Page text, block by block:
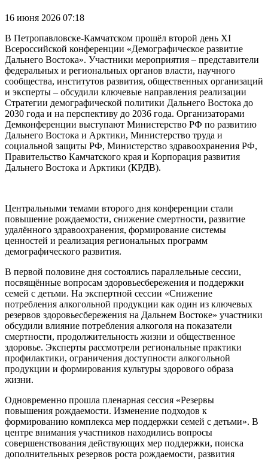
16 июня 2026 07:18
В Петропавловске-Камчатском прошёл второй день XI
Всероссийской конференции «Демографическое развитие
Дальнего Востока». Участники мероприятия – представители
федеральных и региональных органов власти, научного
сообщества, институтов развития, общественных организаций
и эксперты – обсудили ключевые направления реализации
Стратегии демографической политики Дальнего Востока до
2030 года и на перспективу до 2036 года. Организаторами
Демконференции выступают Министерство РФ по развитию
Дальнего Востока и Арктики, Министерство труда и
социальной защиты РФ, Министерство здравоохранения РФ,
Правительство Камчатского края и Корпорация развития
Дальнего Востока и Арктики (КРДВ).
Центральными темами второго дня конференции стали
повышение рождаемости, снижение смертности, развитие
удалённого здравоохранения, формирование системы
ценностей и реализация региональных программ
демографического развития.
В первой половине дня состоялись параллельные сессии,
посвящённые вопросам здоровьесбережения и поддержки
семей с детьми. На экспертной сессии «Снижение
потребления алкогольной продукции как один из ключевых
резервов здоровьесбережения на Дальнем Востоке» участники
обсудили влияние потребления алкоголя на показатели
смертности, продолжительность жизни и общественное
здоровье. Эксперты рассмотрели региональные практики
профилактики, ограничения доступности алкогольной
продукции и формирования культуры здорового образа
жизни.
Одновременно прошла пленарная сессия «Резервы
повышения рождаемости. Изменение подходов к
формированию комплекса мер поддержки семей с детьми». В
центре внимания участников находились вопросы
совершенствования действующих мер поддержки, поиска
дополнительных резервов роста рождаемости, развития